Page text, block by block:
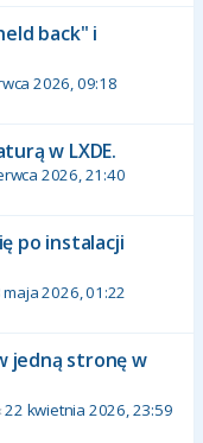
back" i
2026, 09:18
w LXDE.
2026, 21:40
po instalacji
maja 2026, 01:22
jedną stronę w
22 kwietnia 2026, 23:59